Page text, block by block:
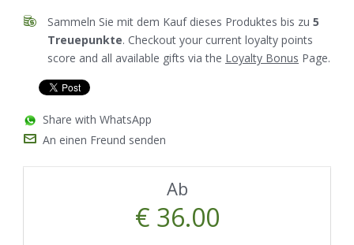
Sammeln Sie mit dem Kauf dieses Produktes bis zu 5
Treuepunkte. Checkout your current loyalty points
score and all available gifts via the Loyalty Bonus Page.
Share with WhatsApp
An einen Freund senden
Ab
€ 36.00